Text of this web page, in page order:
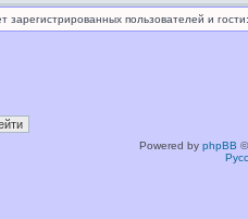
пользователей и
Powered by phpBB